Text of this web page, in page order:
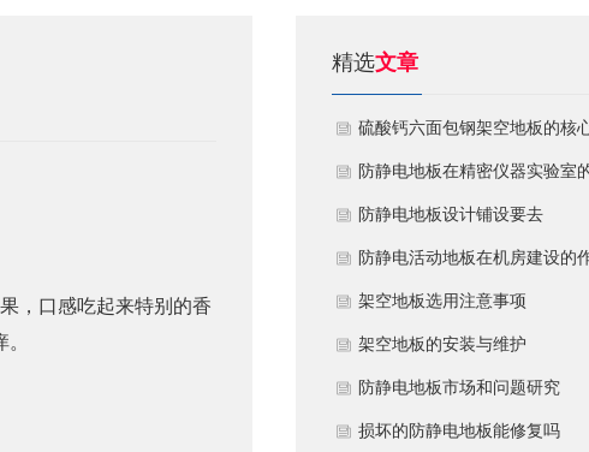
，口感吃起来特别的香
精选文章
硫酸钙六面包钢架空地板的核
技术优势与防火安全价值
防静电地板在精密仪器实验室
定制化应用方案
​防静电地板设计铺设要去
防静电活动地板在机房建设的
用
​架空地板选用注意事项
​架空地板的安装与维护
防静电地板市场和问题研究
损坏的防静电地板能修复吗